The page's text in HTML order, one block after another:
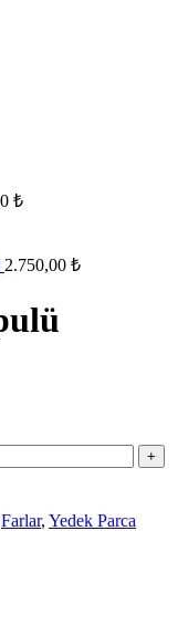
₺
2.750,00 ₺
Farlar, Yedek Parca